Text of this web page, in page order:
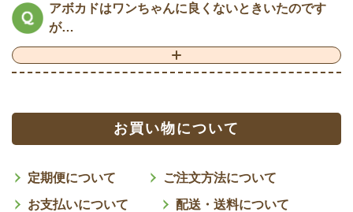
アボカドはワンちゃんに良くないときいたのです
が…
お買い物について
定期便について
ご注文方法について
お支払いについて
配送・送料について